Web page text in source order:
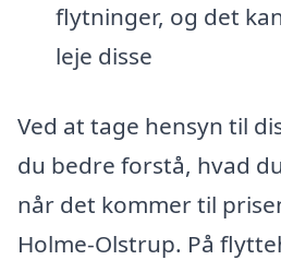
flytninger, og det
leje disse
Ved at tage hensyn til
du bedre forstå, hvad
når det kommer til
Holme-Olstrup. På